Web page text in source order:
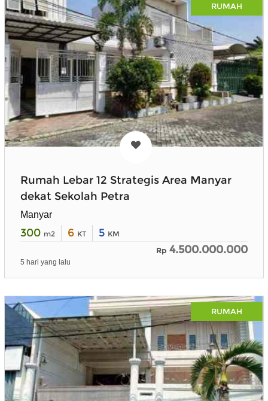
RUMAH
Rumah Lebar 12 Strategis Area Manyar
dekat Sekolah Petra
Manyar
300 m2 6 KT 5 KM
Rp 4.500.000.000
5 hari yang lalu
RUMAH